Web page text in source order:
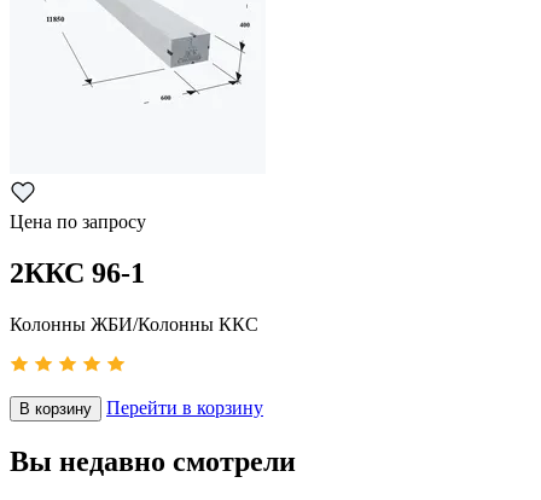
Цена по запросу
2ККС 96-1
Колонны ЖБИ/Колонны ККС
В корзину Перейти в корзину
Вы недавно смотрели